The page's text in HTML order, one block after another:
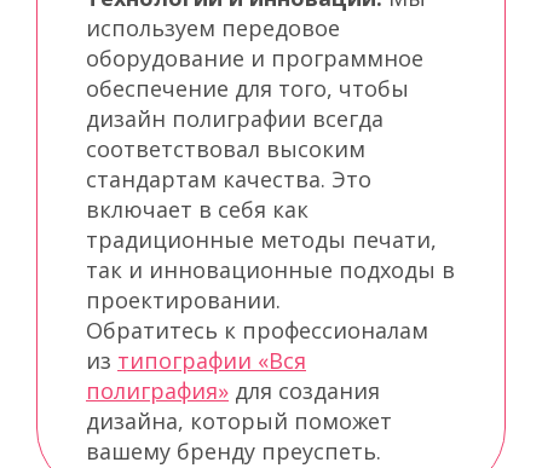
используем передовое
оборудование и программное
обеспечение для того, чтобы
дизайн полиграфии всегда
соответствовал высоким
стандартам качества. Это
включает в себя как
традиционные методы печати,
так и инновационные подходы в
проектировании.
Обратитесь к профессионалам
из типографии «Вся
полиграфия» для создания
дизайна, который поможет
вашему бренду преуспеть.